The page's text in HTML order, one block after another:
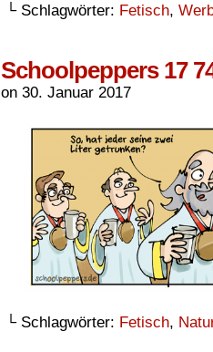
└ Schlagwörter: Fetisch,
Schoolpeppers 17
on 30. Januar 2017
└ Schlagwörter: Fetisch,